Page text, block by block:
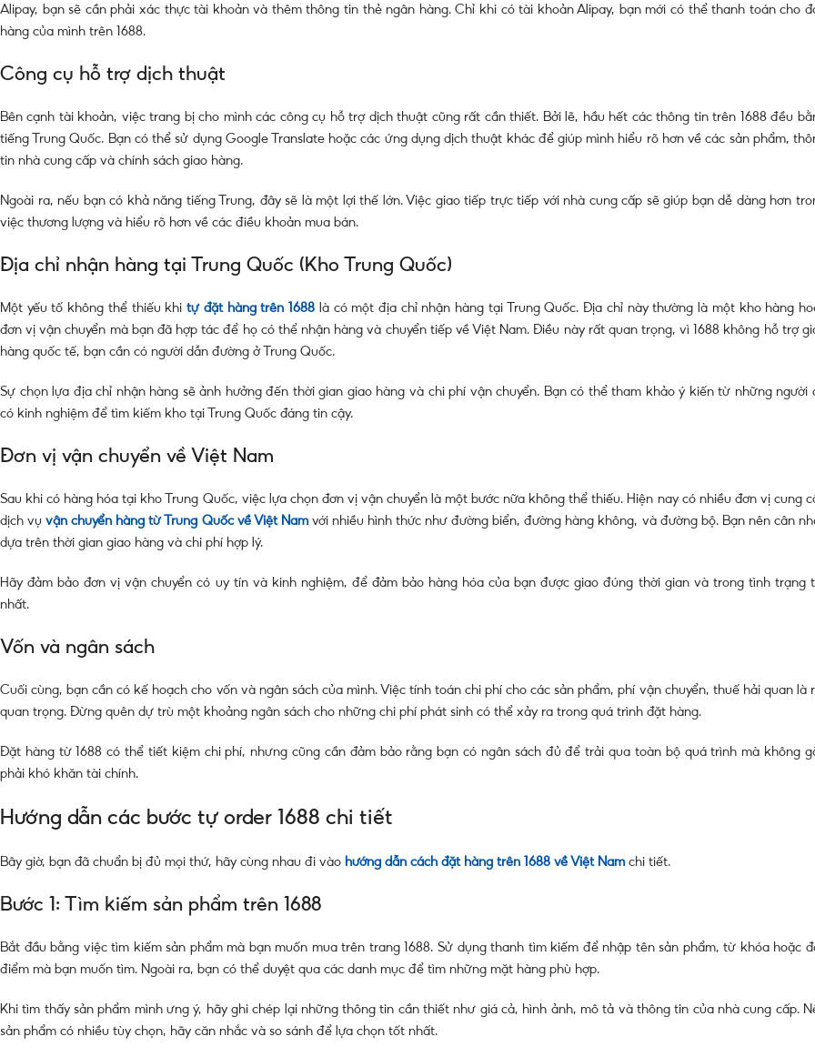
Alipay, bạn sẽ cần phải xác thực tài khoản và thêm thông tin thẻ ngân hàng. Chỉ khi có tài khoản Alipay, bạn mới có thể thanh toán cho
hàng của mình trên 1688.
Công cụ hỗ trợ dịch thuật
Bên cạnh tài khoản, việc trang bị cho mình các công cụ hỗ trợ dịch thuật cũng rất cần thiết. Bởi lẽ, hầu hết các thông tin trên 1688 đều
tiếng Trung Quốc. Bạn có thể sử dụng Google Translate hoặc các ứng dụng dịch thuật khác để giúp mình hiểu rõ hơn về các sản phẩm,
tin nhà cung cấp và chính sách giao hàng.
Ngoài ra, nếu bạn có khả năng tiếng Trung, đây sẽ là một lợi thế lớn. Việc giao tiếp trực tiếp với nhà cung cấp sẽ giúp bạn dễ dàng hơn
việc thương lượng và hiểu rõ hơn về các điều khoản mua bán.
Địa chỉ nhận hàng tại Trung Quốc (Kho Trung Quốc)
Một yếu tố không thể thiếu khitự đặt hàng trên 1688 là có một địa chỉ nhận hàng tại Trung Quốc. Địa chỉ này thường là một kho hàng
đơn vị vận chuyển mà bạn đã hợp tác để họ có thể nhận hàng và chuyển tiếp về Việt Nam. Điều này rất quan trọng, vì 1688 không hỗ trợ
hàng quốc tế, bạn cần có người dẫn đường ở Trung Quốc.
Sự chọn lựa địa chỉ nhận hàng sẽ ảnh hưởng đến thời gian giao hàng và chi phí vận chuyển. Bạn có thể tham khảo ý kiến từ những người
có kinh nghiệm để tìm kiếm kho tại Trung Quốc đáng tin cậy.
Đơn vị vận chuyển về Việt Nam
Sau khi có hàng hóa tại kho Trung Quốc, việc lựa chọn đơn vị vận chuyển là một bước nữa không thể thiếu. Hiện nay có nhiều đơn vị cung
dịch vụvận chuyển hàng từ Trung Quốc về Việt Namvới nhiều hình thức như đường biển, đường hàng không, và đường bộ. Bạn nên cân
dựa trên thời gian giao hàng và chi phí hợp lý.
Hãy đảm bảo đơn vị vận chuyển có uy tín và kinh nghiệm, để đảm bảo hàng hóa của bạn được giao đúng thời gian và trong tình trạng
nhất.
Vốn và ngân sách
Cuối cùng, bạn cần có kế hoạch cho vốn và ngân sách của mình. Việc tính toán chi phí cho các sản phẩm, phí vận chuyển, thuế hải quan là
quan trọng. Đừng quên dự trù một khoảng ngân sách cho những chi phí phát sinh có thể xảy ra trong quá trình đặt hàng.
Đặt hàng từ 1688 có thể tiết kiệm chi phí, nhưng cũng cần đảm bảo rằng bạn có ngân sách đủ để trải qua toàn bộ quá trình mà không
phải khó khăn tài chính.
Hướng dẫn các bước tự order 1688 chi tiết
Bây giờ, bạn đã chuẩn bị đủ mọi thứ, hãy cùng nhau đi vào hướng dẫn cách đặt hàng trên 1688 về Việt Namchi tiết.
Bước 1: Tìm kiếm sản phẩm trên 1688
Bắt đầu bằng việc tìm kiếm sản phẩm mà bạn muốn mua trên trang 1688. Sử dụng thanh tìm kiếm để nhập tên sản phẩm, từ khóa hoặc
điểm mà bạn muốn tìm. Ngoài ra, bạn có thể duyệt qua các danh mục để tìm những mặt hàng phù hợp.
Khi tìm thấy sản phẩm mình ưng ý, hãy ghi chép lại những thông tin cần thiết như giá cả, hình ảnh, mô tả và thông tin của nhà cung cấp.
sản phẩm có nhiều tùy chọn, hãy căn nhắc và so sánh để lựa chọn tốt nhất.